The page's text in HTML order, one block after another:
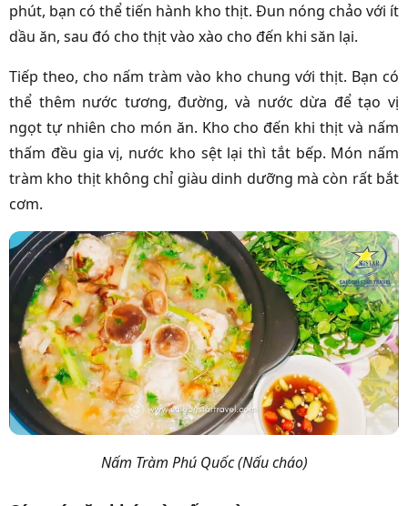
phút, bạn có thể tiến hành kho thịt. Đun nóng chảo với ít
dầu ăn, sau đó cho thịt vào xào cho đến khi săn lại.
Tiếp theo, cho nấm tràm vào kho chung với thịt. Bạn có
thể thêm nước tương, đường, và nước dừa để tạo vị
ngọt tự nhiên cho món ăn. Kho cho đến khi thịt và nấm
thấm đều gia vị, nước kho sệt lại thì tắt bếp. Món nấm
tràm kho thịt không chỉ giàu dinh dưỡng mà còn rất bắt
cơm.
Nấm Tràm Phú Quốc (Nấu cháo)